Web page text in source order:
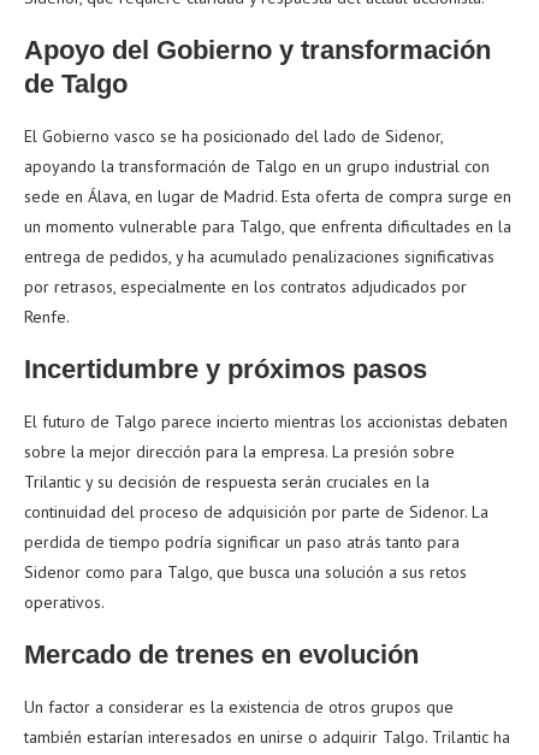
Apoyo del Gobierno y transformación
de Talgo
El Gobierno vasco se ha posicionado del lado de Sidenor,
apoyando la transformación de Talgo en un grupo industrial con
sede en Álava, en lugar de Madrid. Esta oferta de compra surge en
un momento vulnerable para Talgo, que enfrenta dificultades en la
entrega de pedidos, y ha acumulado penalizaciones significativas
por retrasos, especialmente en los contratos adjudicados por
Renfe.
Incertidumbre y próximos pasos
El futuro de Talgo parece incierto mientras los accionistas debaten
sobre la mejor dirección para la empresa. La presión sobre
Trilantic y su decisión de respuesta serán cruciales en la
continuidad del proceso de adquisición por parte de Sidenor. La
perdida de tiempo podría significar un paso atrás tanto para
Sidenor como para Talgo, que busca una solución a sus retos
operativos.
Mercado de trenes en evolución
Un factor a considerar es la existencia de otros grupos que
también estarían interesados en unirse o adquirir Talgo. Trilantic ha